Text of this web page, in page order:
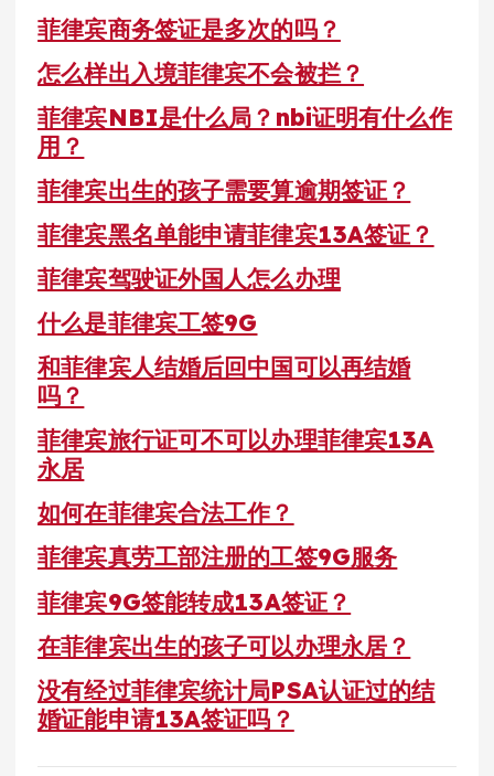
菲律宾商务签证是多次的吗？
怎么样出入境菲律宾不会被拦？
菲律宾NBI是什么局？nbi证明有什么作
用？
菲律宾出生的孩子需要算逾期签证？
菲律宾黑名单能申请菲律宾13A签证？
菲律宾驾驶证外国人怎么办理
什么是菲律宾工签9G
和菲律宾人结婚后回中国可以再结婚
吗？
菲律宾旅行证可不可以办理菲律宾13A
永居
如何在菲律宾合法工作？
菲律宾真劳工部注册的工签9G服务
菲律宾9G签能转成13A签证？
在菲律宾出生的孩子可以办理永居？
没有经过菲律宾统计局PSA认证过的结
婚证能申请13A签证吗？